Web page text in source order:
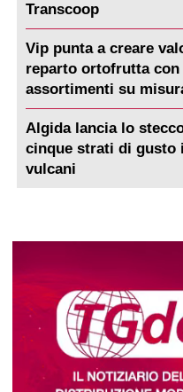
Transcoop
Vip punta a creare
reparto ortofrutta con
assortimenti su
Algida lancia lo
cinque strati di gusto
vulcani